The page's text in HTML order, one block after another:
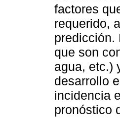
factores
requerido,
predicción.
que son
agua, etc.)
desarrollo
incidencia
pronóstico